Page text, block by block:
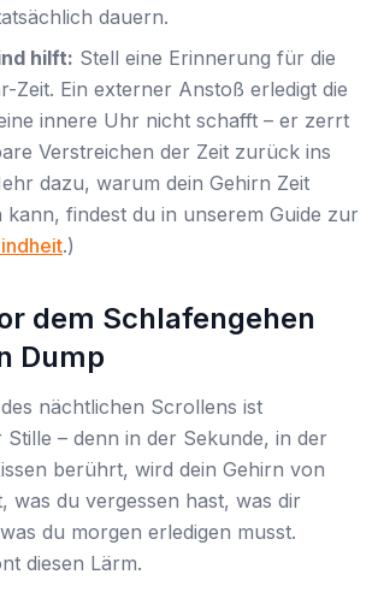
dauern.
hilft: Stell eine Erinnerung für die
Zeit. Ein externer Anstoß erledigt die
innere Uhr nicht schafft – er zerrt
Verstreichen der Zeit zurück ins
dazu, warum dein Gehirn Zeit
kann, findest du in unserem Guide zur
.)
dem Schlafengehen
Dump
nächtlichen Scrollens ist
Stille – denn in der Sekunde, in der
berührt, wird dein Gehirn von
was du vergessen hast, was dir
du morgen erledigen musst.
diesen Lärm.